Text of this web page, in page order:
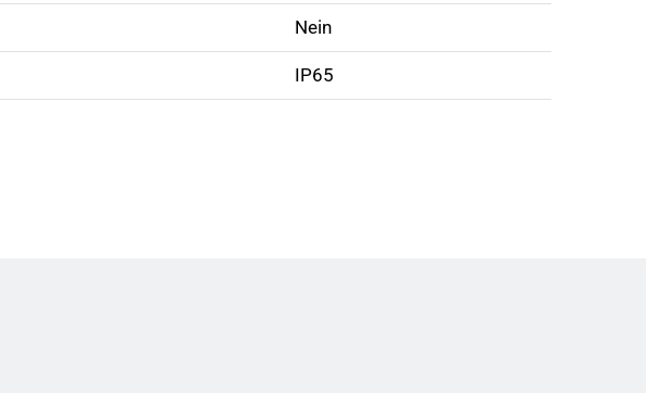
Nein
IP65